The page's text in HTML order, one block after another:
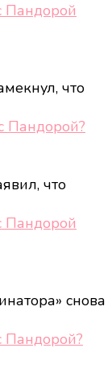
что
Пандорой?
что
снова